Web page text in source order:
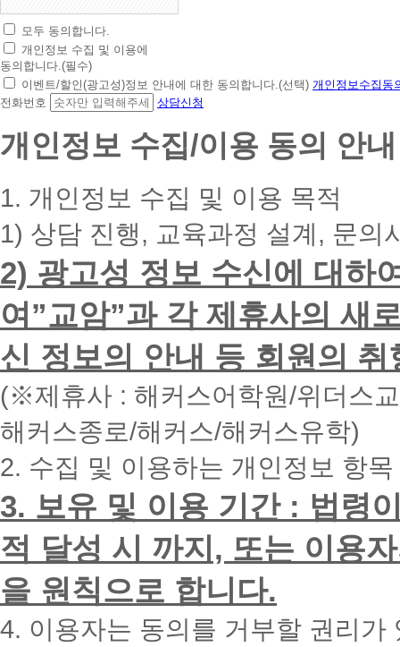
초
간
편
상
담
청
대
폰
입
력
시
면
빠
른
간
내
에
화
드
리
겠
습
니
다.
모두 동의합니다.
개인정보 수집 및 이용에
동의합니다.(필수)
이벤트/할인(광고성)정보 안내에 대한 동의합니다.(선택) 개인정보수집동
전화번호
상담신청
개인정보 수집/이용 동의 안내
1. 개인정보 수집 및 이용 목적
1) 상담 진행, 교육과정 설계, 문의
2) 광고성 정보 수신에 대하
여”교암”과 각 제휴사의 새
신 정보의 안내 등 회원의
(※제휴사 : 해커스어학원/위더스
해커스종로/해커스/해커스유학)
2. 수집 및 이용하는 개인정보 항
3. 보유 및 이용 기간 : 법령
적 달성 시 까지, 또는 이용
을 원칙으로 합니다.
4. 이용자는 동의를 거부할 권리